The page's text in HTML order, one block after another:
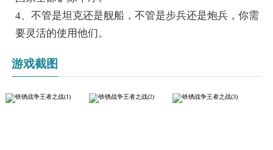
4、不管是坦克还是舰船，不管是步兵还是炮兵，你需
要灵活的使用他们。
游戏截图